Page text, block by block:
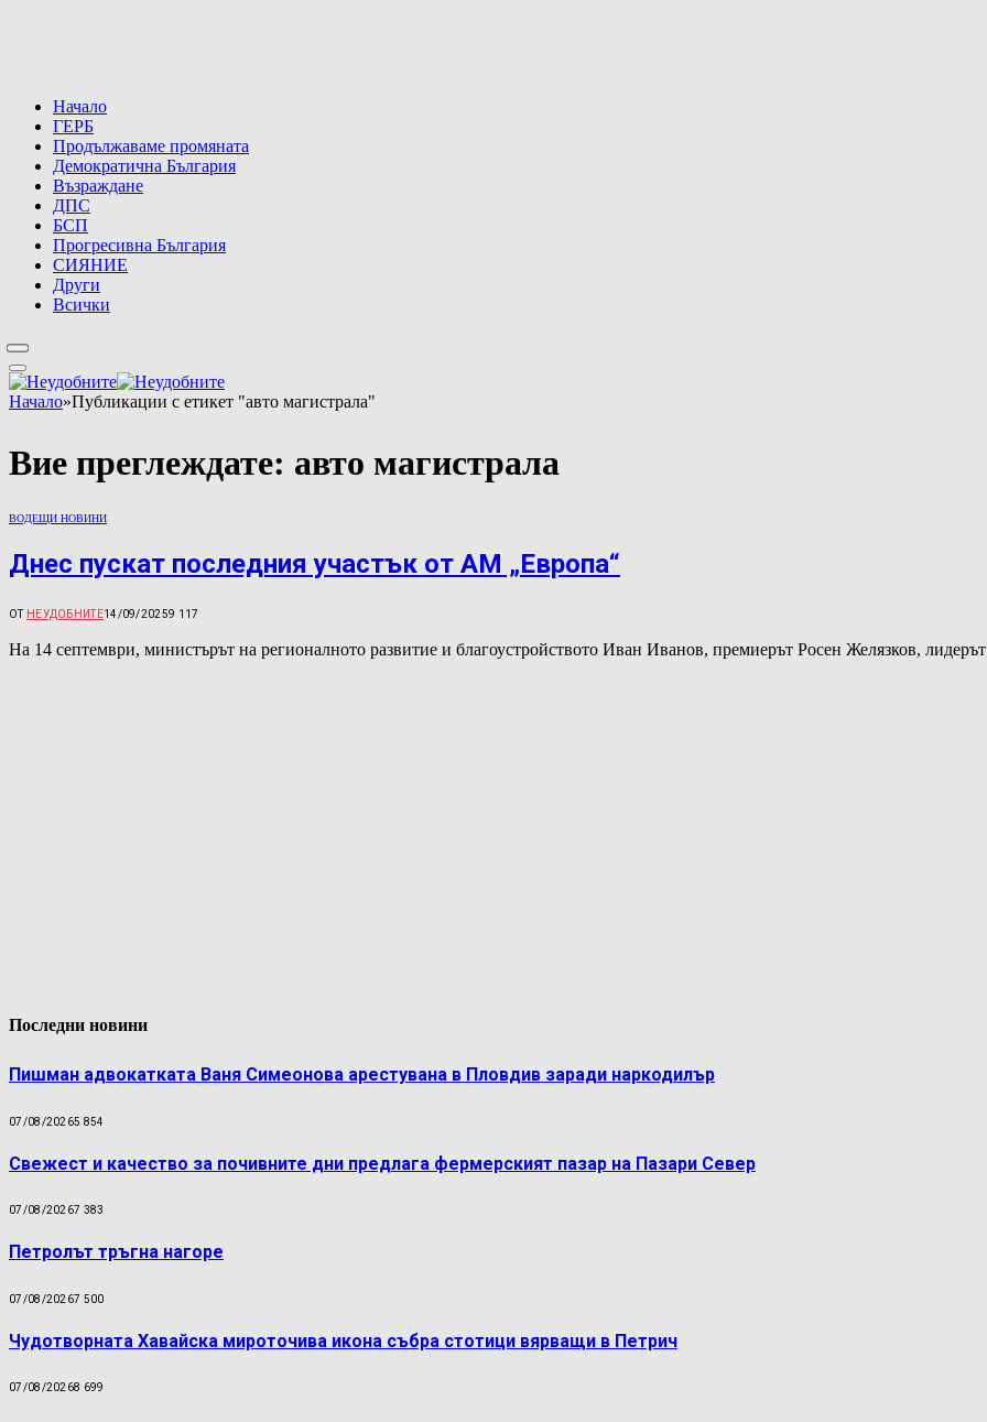
Начало
ГЕРБ
Продължаваме промяната
Демократична България
Възраждане
ДПС
БСП
Прогресивна България
СИЯНИЕ
Други
Всички
Начало»Публикации с етикет "авто магистрала"
Вие преглеждате: авто магистрала
ВОДЕЩИ НОВИНИ
Днес пускат последния участък от АМ „Европа“
ОТ НЕУДОБНИТЕ14/09/20259 117
На 14 септември, министърът на регионалното развитие и благоустройството Иван Иванов, премиерът Росен Желязков,
Последни новини
Пишман адвокатката Ваня Симеонова арестувана в Пловдив заради наркодилър
07/08/20265 854
Свежест и качество за почивните дни предлага фермерският пазар на Пазари Север
07/08/20267 383
Петролът тръгна нагоре
07/08/20267 500
Чудотворната Хавайска мироточива икона събра стотици вярващи в Петрич
07/08/20268 699